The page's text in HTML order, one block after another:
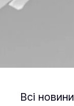
Всі новини